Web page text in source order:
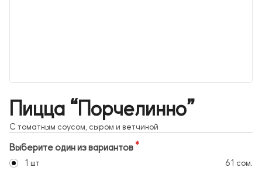
Пицца “Порчелинно”
С томатным соусом, сыром и ветчиной
Выберите один из вариантов
1 шт 61 сом.